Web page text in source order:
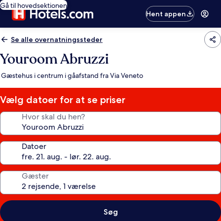
Gå til hovedsektionen
Hent appen
Se alle overnatningssteder
Youroom Abruzzi
Gæstehus i centrum i gåafstand fra Via Veneto
Vælg datoer for at se priser
Hvor skal du hen?
Datoer
Gæster
Søg